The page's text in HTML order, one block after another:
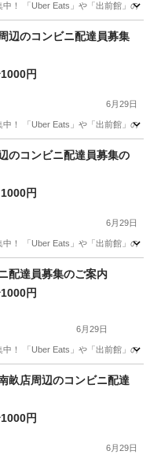
！ 「Uber Eats」や「出前館」の
辺のコンビニ配達員募集
円
6月29日
！ 「Uber Eats」や「出前館」の
のコンビニ配達員募集の
円
6月29日
！ 「Uber Eats」や「出前館」の
配達員募集のご案内
円
6月29日
！ 「Uber Eats」や「出前館」の
畝店周辺のコンビニ配達
円
6月29日